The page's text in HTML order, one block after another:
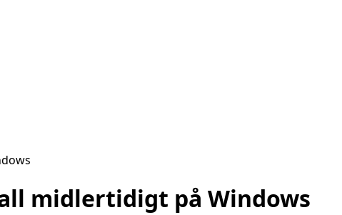
midlertidigt på Windows